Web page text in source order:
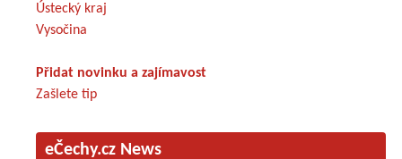
Ústecký kraj
Vysočina
Přidat novinku a zajímavost
Zašlete tip
eČechy.cz News